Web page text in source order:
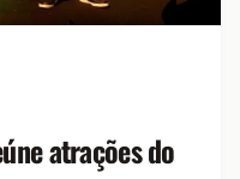
atrações do